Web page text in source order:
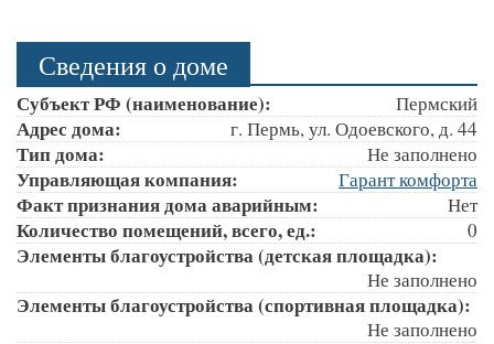
Сведения о доме
Субъект РФ (наименование): Пермский
Адрес дома: г. Пермь, ул. Одоевского, д. 44
Тип дома: Не заполнено
Управляющая компания: Гарант комфорта
Факт признания дома аварийным: Нет
Количество помещений, всего, ед.: 0
Элементы благоустройства (детская площадка):
Не заполнено
Элементы благоустройства (спортивная площадка):
Не заполнено